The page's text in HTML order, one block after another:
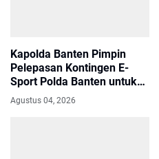
Kapolda Banten Pimpin
Pelepasan Kontingen E-
Sport Polda Banten untuk
Kapolri Cup 2026
Agustus 04, 2026